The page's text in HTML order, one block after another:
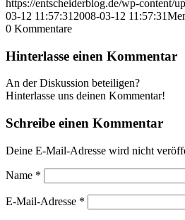
https://entscheiderblog.de/wp-content/
03-12 11:57:31 2008-03-12 11:57:31
0 Kommentare
Hinterlasse einen Kommentar
An der Diskussion beteiligen?
Hinterlasse uns deinen Kommentar!
Schreibe einen Kommentar
Deine E-Mail-Adresse wird nicht
Name *
E-Mail-Adresse *